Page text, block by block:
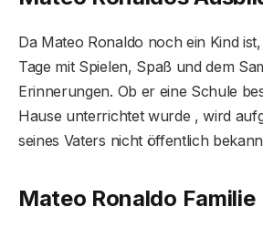
Da Mateo Ronaldo noch ein Kind
Tage mit Spielen, Spaß und dem
Erinnerungen. Ob er eine Schule
Hause unterrichtet wurde , wird
seines Vaters nicht öffentlich
Mateo Ronaldo Familie